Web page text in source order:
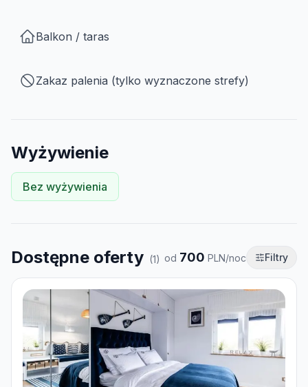
Balkon / taras
Zakaz palenia (tylko wyznaczone strefy)
Wyżywienie
Bez wyżywienia
Dostępne oferty (1) od 700 PLN/noc Filtry